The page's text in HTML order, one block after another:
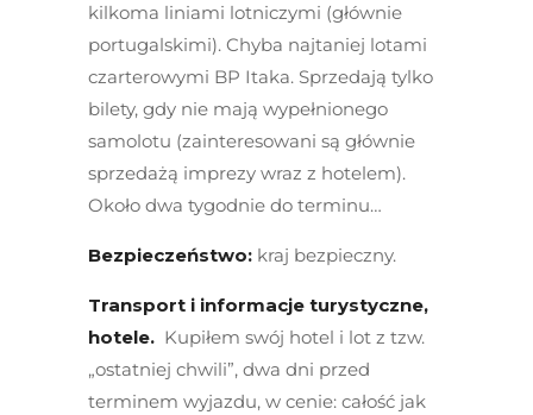
kilkoma liniami lotniczymi (głównie
portugalskimi). Chyba najtaniej lotami
czarterowymi BP Itaka. Sprzedają tylko
bilety, gdy nie mają wypełnionego
samolotu (zainteresowani są głównie
sprzedażą imprezy wraz z hotelem).
Około dwa tygodnie do terminu…
Bezpieczeństwo: kraj bezpieczny.
Transport i informacje turystyczne,
hotele. Kupiłem swój hotel i lot z tzw.
„ostatniej chwili”, dwa dni przed
terminem wyjazdu, w cenie: całość jak